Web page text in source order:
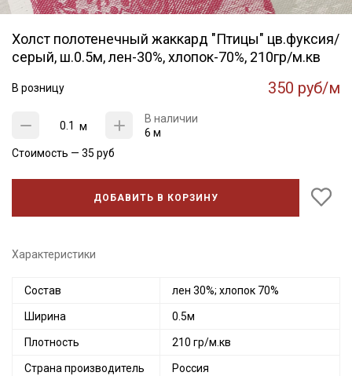
Холст полотенечный жаккард "Птицы" цв.фуксия/
серый, ш.0.5м, лен-30%, хлопок-70%, 210гр/м.кв
В розницу 350 руб/м
м
В наличии
6 м
Стоимость — 35 руб
ДОБАВИТЬ В КОРЗИНУ
Характеристики
Состав лен 30%; хлопок 70%
Ширина 0.5м
Плотность 210 гр/м.кв
Страна производитель Россия